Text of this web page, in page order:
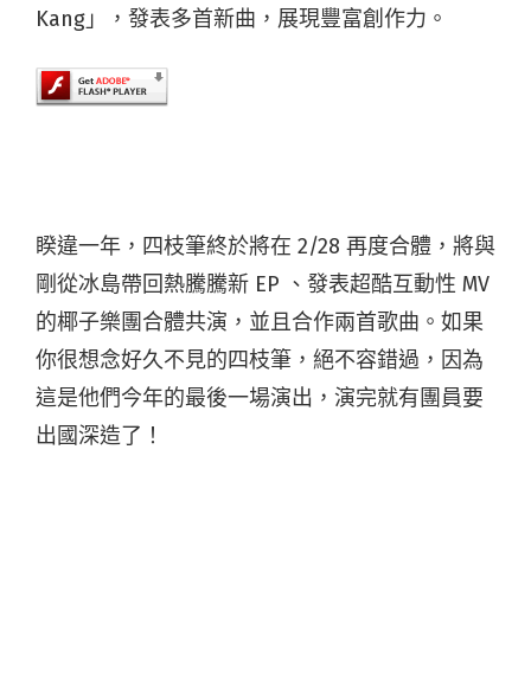
Kang」，發表多首新曲，展現豐富創作力。
睽違一年，四枝筆終於將在 2/28 再度合體，將與
剛從冰島帶回熱騰騰新 EP 、發表超酷互動性 MV
的椰子樂團合體共演，並且合作兩首歌曲。如果
你很想念好久不見的四枝筆，絕不容錯過，因為
這是他們今年的最後一場演出，演完就有團員要
出國深造了！